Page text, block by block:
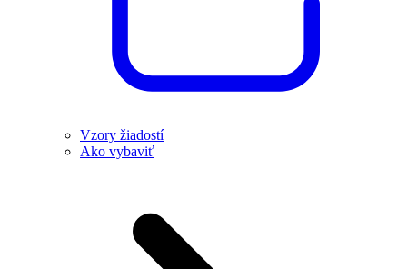
Vzory žiadostí
Ako vybaviť